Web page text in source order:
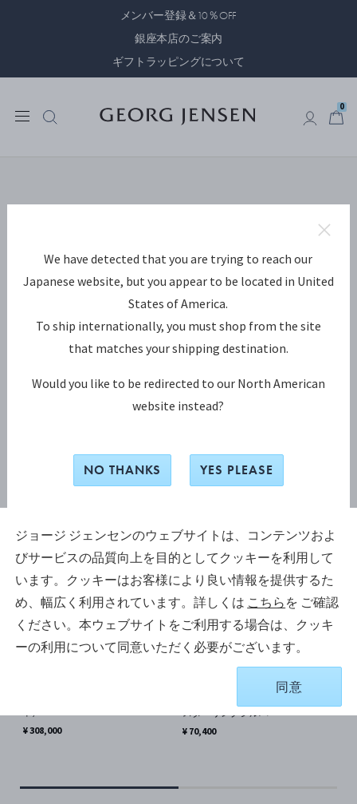
メンバー登録＆10％OFF
銀座本店のご案内
ギフトラッピングについて
0
申し訳ございません。
対処方法:
もとのページに戻る
トップページに戻る
¥ 308,000
スターリングシルバー
¥ 70,400
We have detected that you are trying to reach our
Japanese website, but you appear to be located in United
States of America.
To ship internationally, you must shop from the site
that matches your shipping destination.
Would you like to be redirected to our North American
website instead?
NO THANKS YES PLEASE
ジョージ ジェンセンのウェブサイトは、コンテンツおよ
びサービスの品質向上を目的としてクッキーを利用して
います。クッキーはお客様により良い情報を提供するた
め、幅広く利用されています。詳しくは こちらを ご確認
ください。本ウェブサイトをご利用する場合は、クッキ
ーの利用について同意いただく必要がございます。
同意